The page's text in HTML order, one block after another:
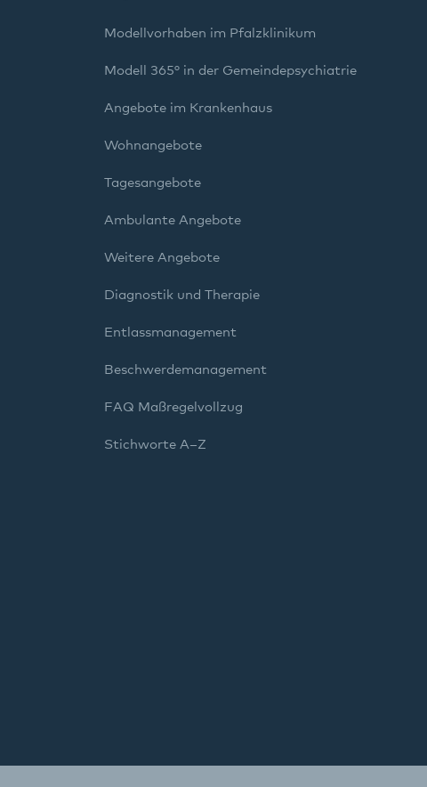
Modellvorhaben im Pfalzklinikum
Modell 365° in der Gemeindepsychiatrie
Angebote im Krankenhaus
Wohnangebote
Tagesangebote
Ambulante Angebote
Weitere Angebote
Diagnostik und Therapie
Entlassmanagement
Beschwerdemanagement
FAQ Maßregelvollzug
Stichworte A–Z